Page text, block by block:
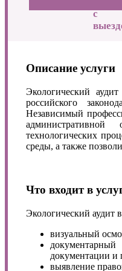
с
Описание услуги
Экологический
российского
Независимый
технологических
среды, а также
Что входит в
Экологический аудит
визуальный
документации и
выявление